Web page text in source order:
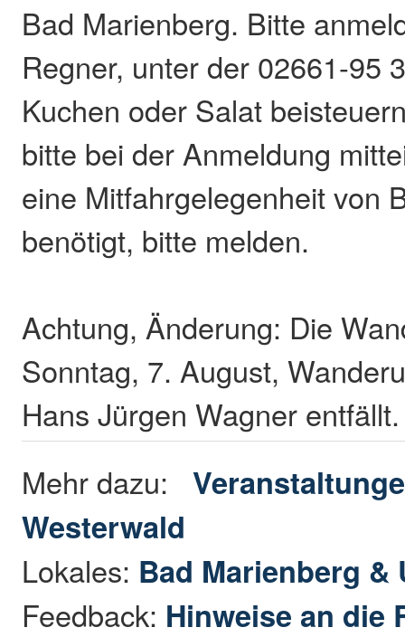
Bad Marienberg. Bitte
Regner, unter der 02661-95
Kuchen oder Salat
bitte bei der Anmeldung
eine Mitfahrgelegenheit von
benötigt, bitte melden.
Achtung, Änderung: Die
Sonntag, 7. August,
Hans Jürgen Wagner entfällt.
Mehr dazu:
Westerwald
Lokales: Bad Marienberg &
Feedback: Hinweise an die